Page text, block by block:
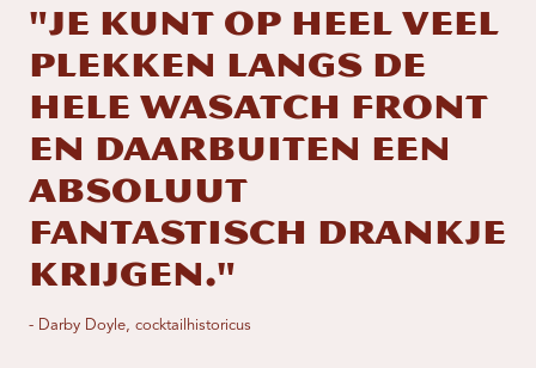
"Je kunt op heel veel
plekken langs de
hele Wasatch Front
en daarbuiten een
absoluut
fantastisch drankje
krijgen."
- Darby Doyle, cocktailhistoricus